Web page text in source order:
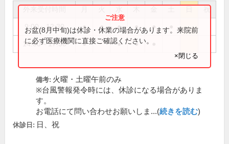
祝
9:00～12:30 ● ● ● ● ●
14:00～17:30 ● ● ●
お盆(8月中旬)は休診・休業の場合があります。来院前
に必ず医療機関に直接ご確認ください。
×閉じる
備考: 火曜・土曜午前のみ
※台風警報発令時には、休診になる場合がありま
す。
お電話にて問い合わせお願いしま...(続きを読む)
休診日: 日、祝